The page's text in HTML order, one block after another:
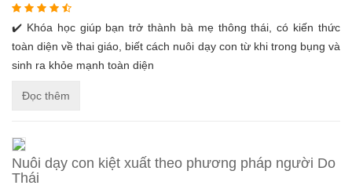
✔️ Khóa học giúp bạn trở thành bà mẹ thông thái, có kiến thức
toàn diện về thai giáo, biết cách nuôi dạy con từ khi trong bụng và
sinh ra khỏe mạnh toàn diện
Đọc thêm
Nuôi dạy con kiệt xuất theo phương pháp người Do
Thái